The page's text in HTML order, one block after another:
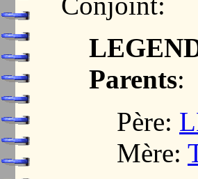
Parents:
Père:
Mère: